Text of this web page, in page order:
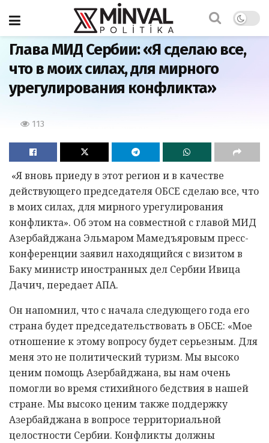
Главная
Глава МИД Сербии: «Я сделаю все,
что в моих силах, для мирного
урегулирования конфликта»
113
«Я вновь приеду в этот регион и в качестве
действующего председателя ОБСЕ сделаю все, что
в моих силах, для мирного урегулирования
конфликта». Об этом на совместной с главой МИД
Азербайджана Эльмаром Мамедъяровым пресс-
конференции заявил находящийся с визитом в
Баку министр иностранных дел Сербии Ивица
Дачич, передает АПА.
Он напомнил, что с начала следующего года его
страна будет председательствовать в ОБСЕ: «Мое
отношение к этому вопросу будет серьезным. Для
меня это не политический туризм. Мы высоко
ценим помощь Азербайджана, вы нам очень
помогли во время стихийного бедствия в нашей
стране. Мы высоко ценим также поддержку
Азербайджана в вопросе территориальной
целостности Сербии. Конфликты должны